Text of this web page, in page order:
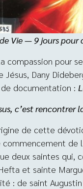
Vie — 9 jours
compassion pour
Dany
documentation :
c’est rencontrer
de cette
commencement
deux saintes qui,
et sainte
: de saint Augustin